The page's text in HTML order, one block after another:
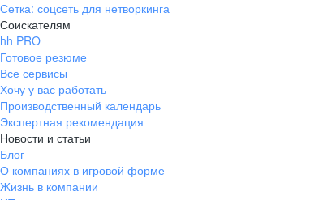
Сетка: соцсеть для нетворкинга
Соискателям
hh PRO
Готовое резюме
Все сервисы
Хочу у вас работать
Производственный календарь
Экспертная рекомендация
Новости и статьи
Блог
О компаниях в игровой форме
Жизнь в компании